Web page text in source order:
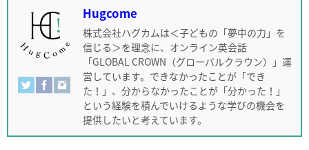
Hugcome
株式会社ハグカムは＜子どもの「夢中の力」を
信じる＞を理念に、オンライン英会話
「GLOBAL CROWN（グローバルクラウン）」運
営しています。できなかったことが「でき
た！」、分からなかったことが「分かった！」
という経験を積んでいけるような学びの機会を
提供したいと考えています。